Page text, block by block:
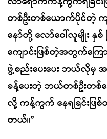
တစ်ဦးတစ်ယောက်ပိုင်တဲ့ ကျ
နော်တို့ လော်ဝေါ်လူမျိုး နှစ်
ကျောင်းဖြစ်တဲ့အတွက်က
ဖွဲ့စည်းပေးပေး ဘယ်လိုမှ
ခန့်ပေးတဲ့ ဘယ်တစ်ဦးတ
လို့ ကန့်ကွက် နေရခြင်းဖြစ်တ
တယ်။”